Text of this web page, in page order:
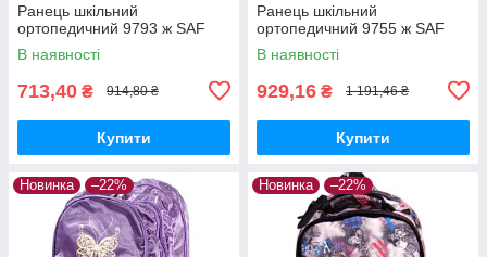
Ранець шкільний
ортопедичний 9793 ж SAF
В наявності
713,40 ₴ 914,80 ₴
Купити
Ранець шкільний
ортопедичний 9755 ж SAF
В наявності
929,16 ₴ 1 191,46 ₴
Купити
Новинка –22% Новинка –22%